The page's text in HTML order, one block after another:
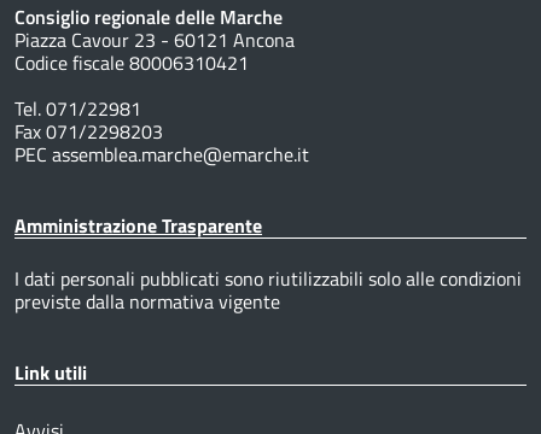
Consiglio regionale delle Marche
Piazza Cavour 23 - 60121 Ancona
Codice fiscale 80006310421
Tel. 071/22981
Fax 071/2298203
PEC assemblea.marche@emarche.it
Amministrazione Trasparente
I dati personali pubblicati sono riutilizzabili solo alle condizioni
previste dalla normativa vigente
Link utili